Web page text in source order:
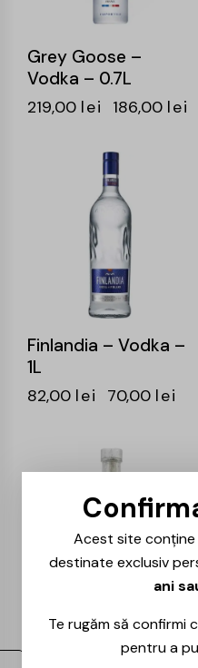
Grey Goose –
Vodka – 0.7L
219,00 lei 186,00 lei
Finlandia – Vodka –
1L
82,00 lei 70,00 lei
Absolut – Vanilla
Vodka – 0.7L
Acest site
destinate exclusiv
ani
Te rugăm să confirmi
pentru a